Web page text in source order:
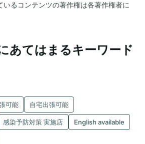
いるコンテンツの著作権は各著作権者に
あてはまるキーワード
可能 自宅出張可能
感染予防対策 実施店 English available